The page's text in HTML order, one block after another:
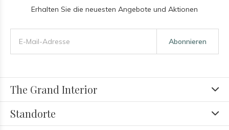
Erhalten Sie die neuesten Angebote und Aktionen
Abonnieren
The Grand Interior
Standorte